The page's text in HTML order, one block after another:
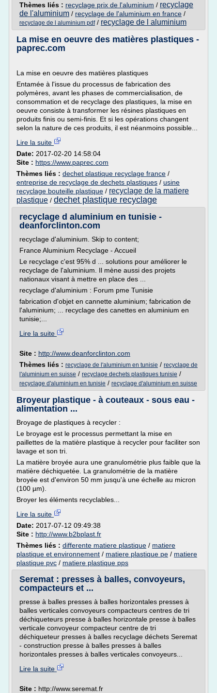
Thèmes liés : recyclage prix de l'aluminium / recyclage
de l'aluminium / recyclage de l'aluminium en france /
recyclage de l aluminium pdf/ recyclage de l aluminium
La mise en oeuvre des matières plastiques -
paprec.com
La mise en oeuvre des matières plastiques
Entamée à l'issue du processus de fabrication des
polymères, avant les phases de commercialisation, de
consommation et de recyclage des plastiques, la mise en
oeuvre consiste à transformer les résines plastiques en
produits finis ou semi-finis. Et si les opérations changent
selon la nature de ces produits, il est néanmoins possible...
Lire la suite
Date: 2017-02-20 14:58:04
Site : https://www.paprec.com
Thèmes liés : dechet plastique recyclage france /
entreprise de recyclage de dechets plastiques / usine
recyclage bouteille plastique / recyclage de la matiere
plastique / dechet plastique recyclage
recyclage d aluminium en tunisie -
deanforclinton.com
recyclage d'aluminium. Skip to content;
France Aluminium Recyclage - Accueil
Le recyclage c'est 95% d ... solutions pour améliorer le
recyclage de l'aluminium. Il mène aussi des projets
nationaux visant à mettre en place des ...
recyclage d'aluminium : Forum pme Tunisie
fabrication d'objet en cannette aluminium; fabrication de
l'aluminium; ... recyclage des canettes en aluminium en
tunisie;...
Lire la suite
Site : http://www.deanforclinton.com
Thèmes liés : recyclage de l'aluminium en tunisie / recyclage de
l'aluminium en suisse / recyclage dechets plastiques tunisie /
recyclage d'aluminium en tunisie / recyclage d'aluminium en suisse
Broyeur plastique - à couteaux - sous eau -
alimentation ...
Broyage de plastiques à recycler :
Le broyage est le processus permettant la mise en
paillettes de la matière plastique à recycler pour faciliter son
lavage et son tri.
La matière broyée aura une granulométrie plus faible que la
matière déchiquetée. La granulométrie de la matière
broyée est d'environ 50 mm jusqu'à une échelle au micron
(100 µm).
Broyer les éléments recyclables...
Lire la suite
Date: 2017-07-12 09:49:38
Site : http://www.b2bplast.fr
Thèmes liés : differente matiere plastique / matiere
plastique et environnement / matiere plastique pe / matiere
plastique pvc / matiere plastique pps
Seremat : presses à balles, convoyeurs,
compacteurs et ...
presse à balles presses à balles horizontales presses à
balles verticales convoyeurs compacteurs centres de tri
déchiqueteurs presse à balles horizontale presse à balles
verticale convoyeur compacteur centre de tri
déchiqueteur presses à balles recyclage déchets Seremat
- construction presse à balles presses à balles
horizontales presses à balles verticales convoyeurs...
Lire la suite
Site : http://www.seremat.fr